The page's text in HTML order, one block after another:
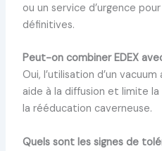
ou un service d’urgence
définitives.
Peut-on combiner EDEX
Oui, l’utilisation d’un
aide à la diffusion et limite
la rééducation caverneuse.
Quels sont les signes de